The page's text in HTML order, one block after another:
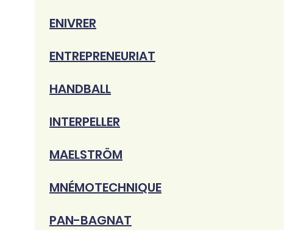
ENIVRER
ENTREPRENEURIAT
HANDBALL
INTERPELLER
MAELSTRÖM
MNÉMOTECHNIQUE
PAN-BAGNAT